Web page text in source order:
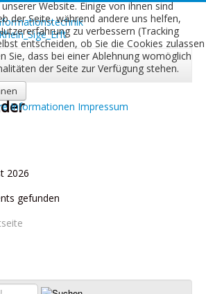
2026
gefunden
Website. Einige von ihnen sind
der Seite, während andere uns helfen,
zu verbessern (Tracking
entscheiden, ob Sie die Cookies zulassen
Sie, dass bei einer Ablehnung womöglich
der Seite zur Verfügung stehen.
Informationen Impressum